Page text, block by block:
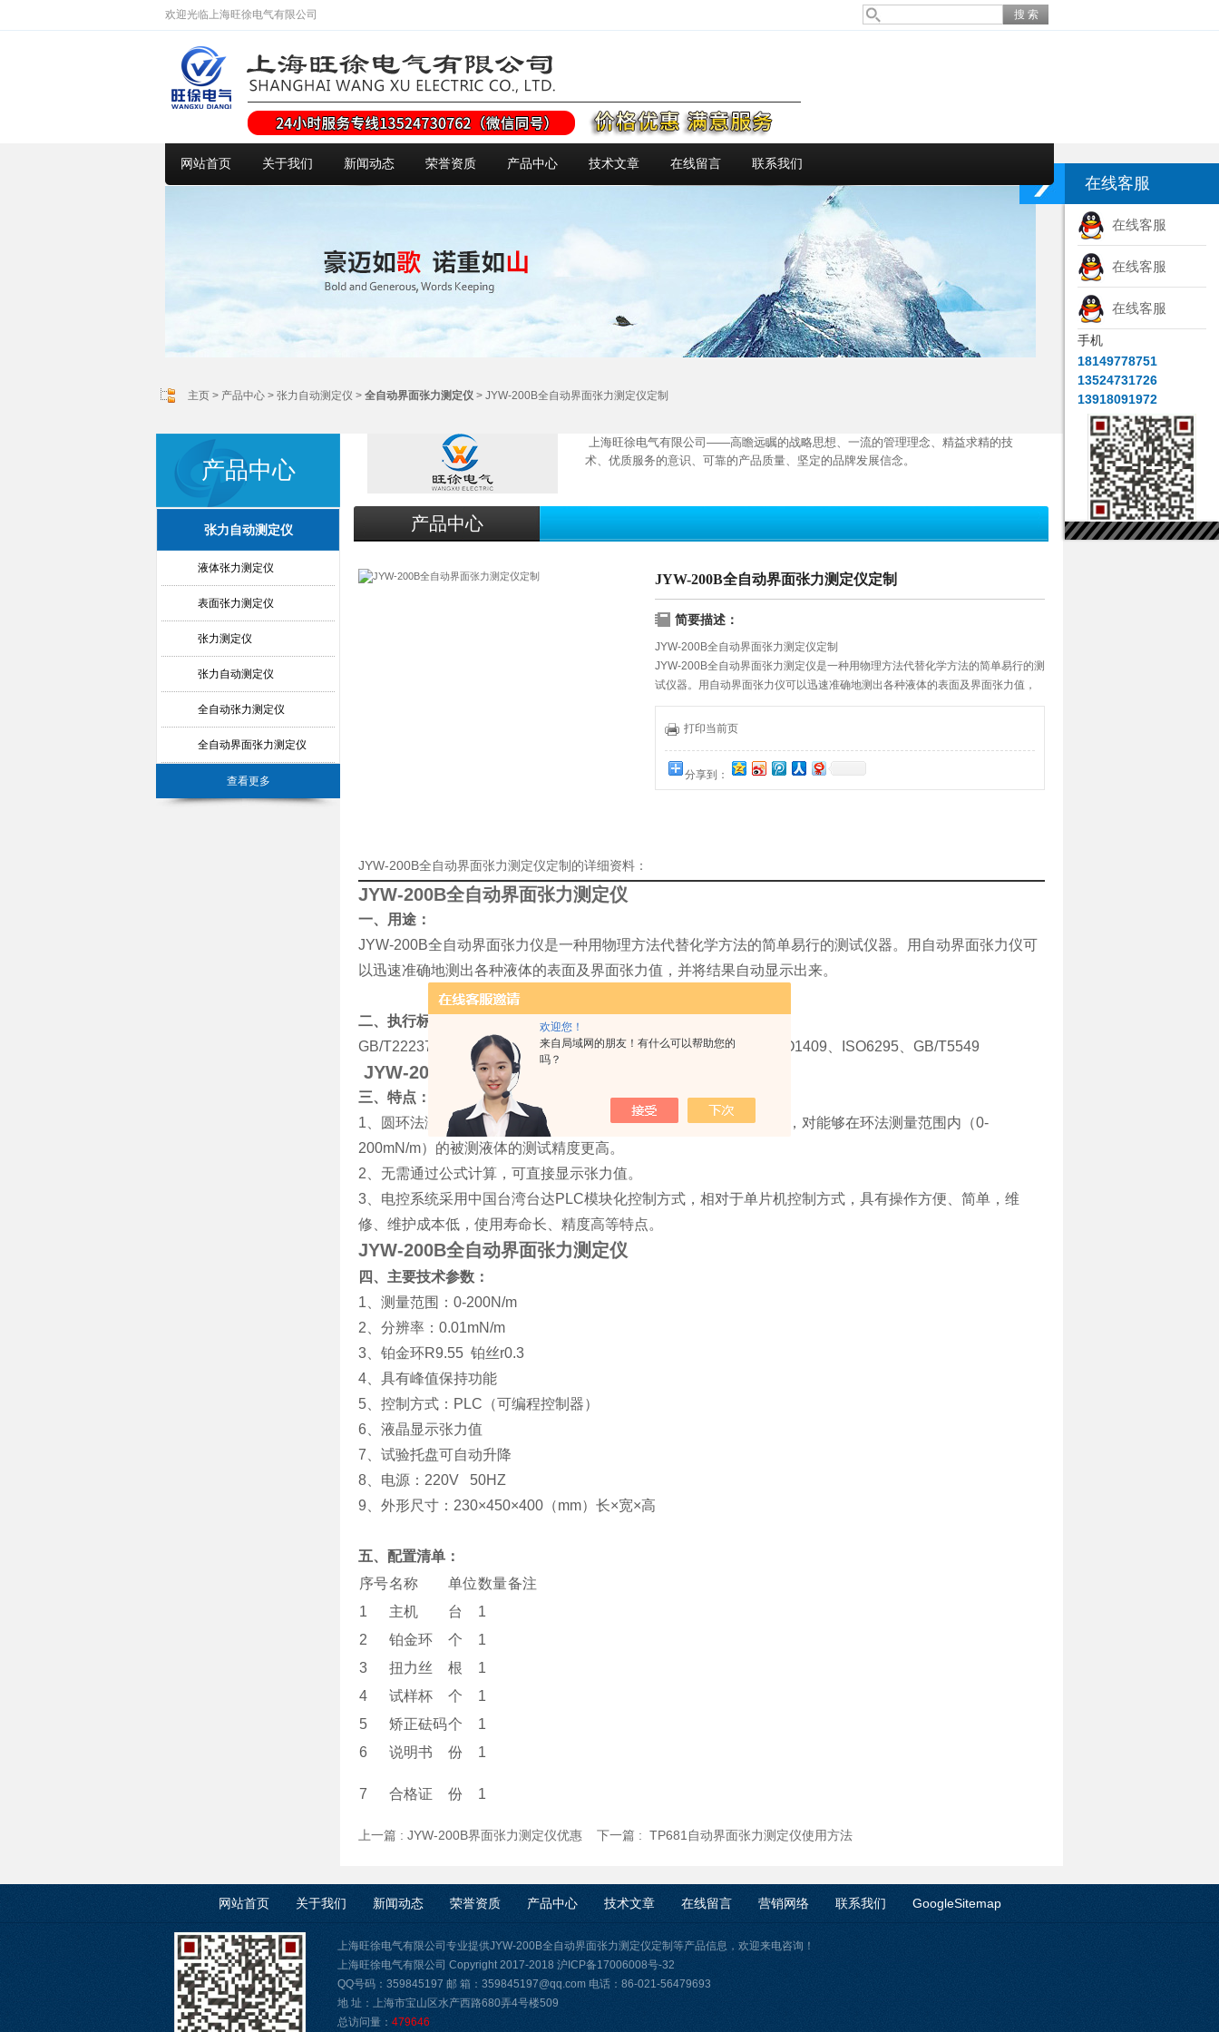
欢迎您！
来自局域网的朋友！有什么可以帮助您的
吗？
欢迎光临上海旺徐电气有限公司
网站首页 关于我们 新闻动态 荣誉资质 产品中心 技术文章 在线留言 联系我们
主页 > 产品中心 > 张力自动测定仪 > 全自动界面张力测定仪 > JYW-200B全自动界面张力测定仪定制
产品中心
张力自动测定仪
液体张力测定仪
表面张力测定仪
张力测定仪
张力自动测定仪
全自动张力测定仪
全自动界面张力测定仪
查看更多
上海旺徐电气有限公司——高瞻远瞩的战略思想、一流的管理理念、精益求精的技
术、优质服务的意识、可靠的产品质量、坚定的品牌发展信念。
产品中心
JYW-200B全自动界面张力测定仪定制
简要描述：
JYW-200B全自动界面张力测定仪定制
JYW-200B全自动界面张力测定仪是一种用物理方法代替化学方法的简单易行的测
试仪器。用自动界面张力仪可以迅速准确地测出各种液体的表面及界面张力值，
并将结果自动显示出来。
打印当前页
分享到：
JYW-200B全自动界面张力测定仪定制的详细资料：
JYW-200B全自动界面张力测定仪
一、用途：
JYW-200B全自动界面张力仪是一种用物理方法代替化学方法的简单易行的测试仪器。用自动界面张力仪可
以迅速准确地测出各种液体的表面及界面张力值，并将结果自动显示出来。
二、执行标准：
GB/T22237、JB/T9388、JB/T18396、SH/T1156、GB/T6541、ISO1409、ISO6295、GB/T5549
JYW-200B全自动界面张力测定仪
三、特点：
1、圆环法测试，相对于板法，测试方法经过多年验证，使用更广泛，对能够在环法测量范围内（0-
200mN/m）的被测液体的测试精度更高。
2、无需通过公式计算，可直接显示张力值。
3、电控系统采用中国台湾台达PLC模块化控制方式，相对于单片机控制方式，具有操作方便、简单，维
修、维护成本低，使用寿命长、精度高等特点。
JYW-200B全自动界面张力测定仪
四、主要技术参数：
1、测量范围：0-200N/m
2、分辨率：0.01mN/m
3、铂金环R9.55 铂丝r0.3
4、具有峰值保持功能
5、控制方式：PLC（可编程控制器）
6、液晶显示张力值
7、试验托盘可自动升降
8、电源：220V 50HZ
9、外形尺寸：230×450×400（mm）长×宽×高
五、配置清单：
序号名称 单位数量备注
1
主机 台
1
2
铂金环 个
1
3
扭力丝 根
1
4
试样杯 个
1
5
矫正砝码个
1
6
说明书 份 1
7 合格证 份 1
上一篇 : JYW-200B界面张力测定仪优惠 下一篇 : TP681自动界面张力测定仪使用方法
网站首页 关于我们 新闻动态 荣誉资质 产品中心 技术文章 在线留言 营销网络 联系我们 GoogleSitemap
上海旺徐电气有限公司专业提供JYW-200B全自动界面张力测定仪定制等产品信息，欢迎来电咨询！
上海旺徐电气有限公司 Copyright 2017-2018 沪ICP备17006008号-32
QQ号码：359845197 邮 箱：359845197@qq.com 电话：86-021-56479693
地 址：上海市宝山区水产西路680弄4号楼509
总访问量： 479646
在线客服
在线客服
在线客服
在线客服
手机
18149778751
13524731726
13918091972